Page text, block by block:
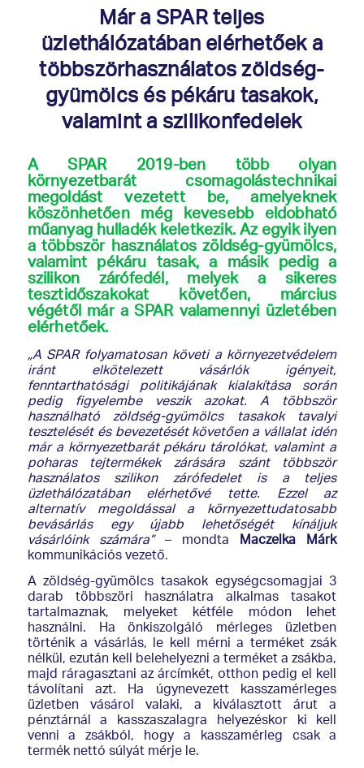
Már a SPAR teljes
üzlethálózatában elérhetőek a
többszörhasználatos zöldség-
gyümölcs és pékáru tasakok,
valamint a szilikonfedelek
A SPAR 2019-ben több olyan
környezetbarát csomagolástechnikai
megoldást vezetett be, amelyeknek
köszönhetően még kevesebb eldobható
műanyag hulladék keletkezik. Az egyik ilyen
a többször használatos zöldség-gyümölcs,
valamint pékáru tasak, a másik pedig a
szilikon zárófedél, melyek a sikeres
tesztidőszakokat követően, március
végétől már a SPAR valamennyi üzletében
elérhetőek.
„A SPAR folyamatosan követi a környezetvédelem
iránt elkötelezett vásárlók igényeit,
fenntarthatósági politikájának kialakítása során
pedig figyelembe veszik azokat. A többször
használható zöldség-gyümölcs tasakok tavalyi
tesztelését és bevezetését követően a vállalat idén
már a környezetbarát pékáru tárolókat, valamint a
poharas tejtermékek zárására szánt többször
használatos szilikon zárófedelet is a teljes
üzlethálózatában elérhetővé tette. Ezzel az
alternatív megoldással a környezettudatosabb
bevásárlás egy újabb lehetőségét kínáljuk
vásárlóink számára”– mondta Maczelka Márk
kommunikációs vezető.
A zöldség-gyümölcs tasakok egységcsomagjai 3
darab többszöri használatra alkalmas tasakot
tartalmaznak, melyeket kétféle módon lehet
használni. Ha önkiszolgáló mérleges üzletben
történik a vásárlás, le kell mérni a terméket zsák
nélkül, ezután kell belehelyezni a terméket a zsákba,
majd ráragasztani az árcímkét, otthon pedig el kell
távolítani azt. Ha úgynevezett kasszamérleges
üzletben vásárol valaki, a kiválasztott árut a
pénztárnál a kasszaszalagra helyezéskor ki kell
venni a zsákból, hogy a kasszamérleg csak a
termék nettó súlyát mérje le.